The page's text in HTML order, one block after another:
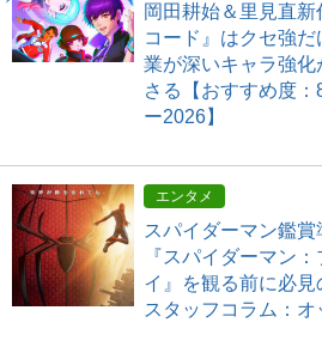
岡田耕始＆里見直新
コード』はクセ強
業が深いキャラ強化
さる【おすすめ度
ー2026】
エンタメ
スパイダーマン鑑賞
『スパイダーマン
イ』を観る前に必
スタッフコラム：オ